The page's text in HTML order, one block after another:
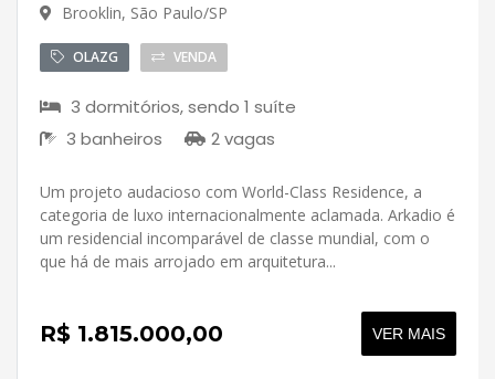
Brooklin, São Paulo/SP
OLAZG VENDA
3 dormitórios, sendo 1 suíte
3 banheiros
2 vagas
Um projeto audacioso com World-Class Residence, a
categoria de luxo internacionalmente aclamada. Arkadio é
um residencial incomparável de classe mundial, com o
que há de mais arrojado em arquitetura...
R$ 1.815.000,00 VER MAIS